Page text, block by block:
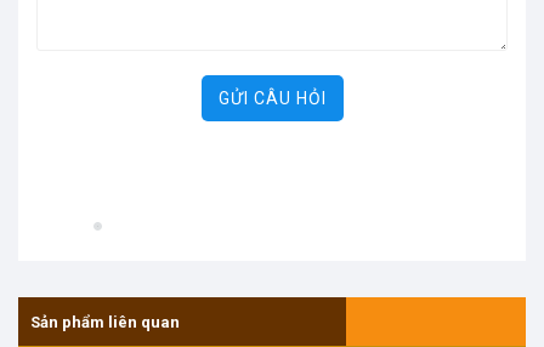
GỬI CÂU HỎI
Sản phẩm liên quan